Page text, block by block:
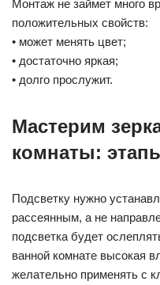
Монтаж не займет много
положительных свойств:
• может менять цвет;
• достаточно яркая;
• долго прослужит.
Мастерим
комнаты:
Подсветку нужно
рассеянным, а не
подсветка будет
ванной комнате высокая
желательно применять с